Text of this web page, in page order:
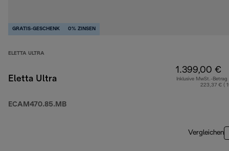
GRATIS-GESCHENK 0% ZINSEN
ELETTA ULTRA
Eletta Ultra
ECAM470.85.MB
1.399,00 €
Inklusive MwSt.-Betrag
223,37 € (
Vergleichen